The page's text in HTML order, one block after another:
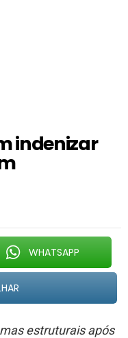
indenizar
WHATSAPP
estruturais após